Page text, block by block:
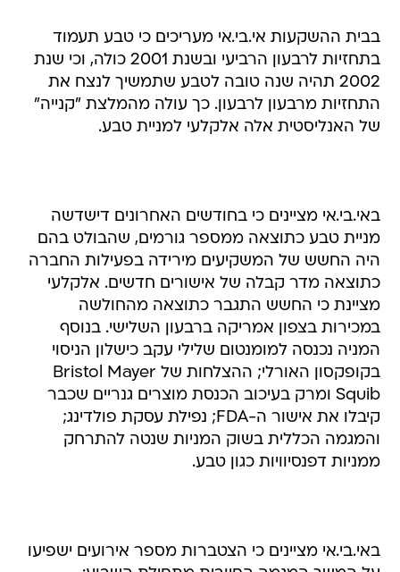
בבית ההשקעות אי.בי.אי מעריכים כי טבע תעמוד
בתחזיות לרבעון הרביעי ובשנת 2001 כולה, וכי שנת
2002 תהיה שנה טובה לטבע שתמשיך לנצח את
התחזיות מרבעון לרבעון. כך עולה מהמלצת "קנייה"
של האנליסטית אלה אלקלעי למניית טבע.
באי.בי.אי מציינים כי בחודשים האחרונים דישדשה
מניית טבע כתוצאה ממספר גורמים, שהבולט בהם
היה החשש של המשקיעים מירידה בפעילות החברה
כתוצאה מדר קבלה של אישורים חדשים. אלקלעי
מציינת כי החשש התגבר כתוצאה מהחולשה
במכירות בצפון אמריקה ברבעון השלישי. בנוסף
המניה נכנסה למומנטום שלילי עקב כישלון הניסוי
בקופקסון האורלי; ההצלחות של Bristol Mayer
Squib ומרק בעיכוב הכנסת מוצרים גנריים שכבר
קיבלו את אישור ה-FDA; נפילת עסקת פולדינג;
והמגמה הכללית בשוק המניות שנטה להתרחק
ממניות דפנסיוויות כגון טבע.
באי.בי.אי מציינים כי הצטברות מספר אירועים ישפיעו